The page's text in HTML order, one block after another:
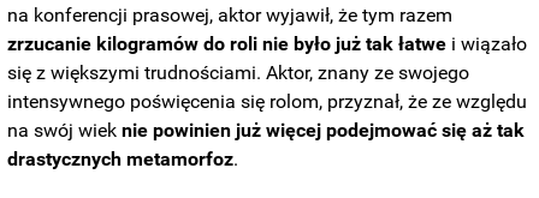
na konferencji prasowej, aktor wyjawił, że tym razem
zrzucanie kilogramów do roli nie było już tak łatwe i wiązało
się z większymi trudnościami. Aktor, znany ze swojego
intensywnego poświęcenia się rolom, przyznał, że ze względu
na swój wieknie powinien już więcej podejmować się aż tak
drastycznych metamorfoz.